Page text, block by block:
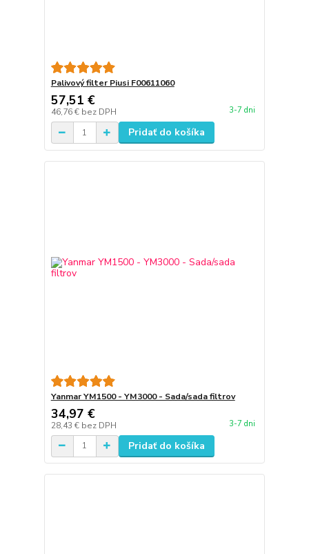
Palivový filter Piusi F00611060
57,51 €
46,76 € bez DPH 3-7 dni
Pridať do košíka
Yanmar YM1500 - YM3000 - Sada/sada filtrov
34,97 €
28,43 € bez DPH 3-7 dni
Pridať do košíka